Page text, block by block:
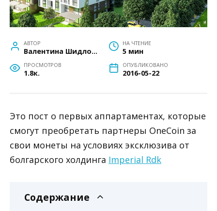
АВТОР
Валентина Шидловская
НА ЧТЕНИЕ
5 мин
ПРОСМОТРОВ
1.8к.
ОПУБЛИКОВАНО
2016-05-22
Это пост о первых аппартаментах, которые
смогут преобретать партнеры OneCoin за
свои монеты на условиях эксклюзива от
болгарского холдинга Imperial Rdk
Содержание